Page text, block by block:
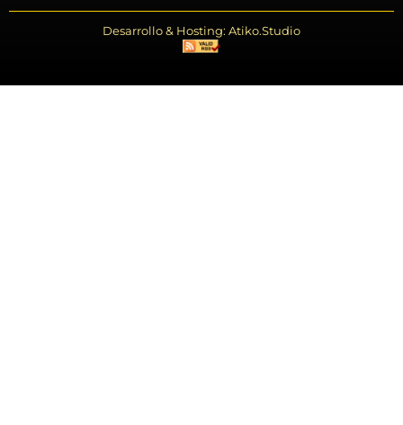
Desarrollo & Hosting: Atiko.Studio